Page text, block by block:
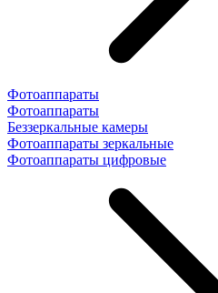
Фотоаппараты
Фотоаппараты
Беззеркальные камеры
Фотоаппараты зеркальные
Фотоаппараты цифровые